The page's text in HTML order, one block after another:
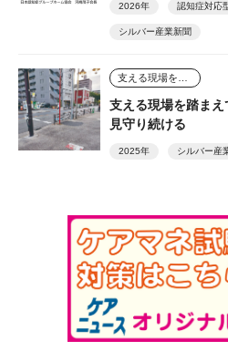
2026年 認知症対応
シルバー産業新聞
支える現場を踏ま
見守り続ける
2025年 シルバー産